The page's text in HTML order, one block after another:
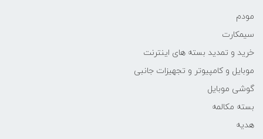
مودم
سیمکارت
خرید و تمدید بسته های اینترنت
موبایل و کامپیوتر و تجهیزات جانبی
گوشی موبایل
بسته مکالمه
هدیه